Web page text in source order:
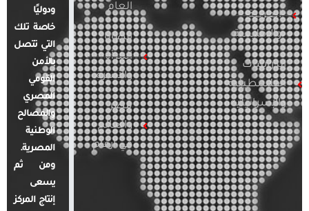
العربية
والإقليمية
الدراسات
الفلسطينية
والإسرائيلية
العام
قضايا
المرأة
والأسرة
مصر
والعالم
في أرقام
ودوليًا
خاصة تلك
التي تتصل
بالأمن
القومي
المصري
والمصالح
الوطنية
المصرية.
ومن ثم
يسعى
إنتاج المركز